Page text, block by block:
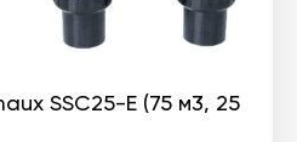
SSC25-E (75 м3, 25